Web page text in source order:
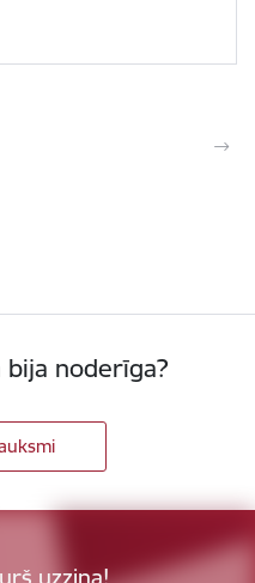
noderīga?
uzzina!